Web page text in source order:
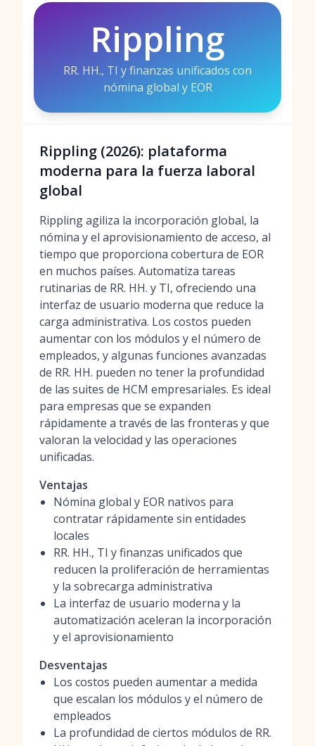
Rippling
RR. HH., TI y finanzas unificados con
nómina global y EOR
Rippling (2026): plataforma
moderna para la fuerza laboral
global
Rippling agiliza la incorporación global, la
nómina y el aprovisionamiento de acceso, al
tiempo que proporciona cobertura de EOR
en muchos países. Automatiza tareas
rutinarias de RR. HH. y TI, ofreciendo una
interfaz de usuario moderna que reduce la
carga administrativa. Los costos pueden
aumentar con los módulos y el número de
empleados, y algunas funciones avanzadas
de RR. HH. pueden no tener la profundidad
de las suites de HCM empresariales. Es ideal
para empresas que se expanden
rápidamente a través de las fronteras y que
valoran la velocidad y las operaciones
unificadas.
Ventajas
Nómina global y EOR nativos para
contratar rápidamente sin entidades
locales
RR. HH., TI y finanzas unificados que
reducen la proliferación de herramientas
y la sobrecarga administrativa
La interfaz de usuario moderna y la
automatización aceleran la incorporación
y el aprovisionamiento
Desventajas
Los costos pueden aumentar a medida
que escalan los módulos y el número de
empleados
La profundidad de ciertos módulos de RR.